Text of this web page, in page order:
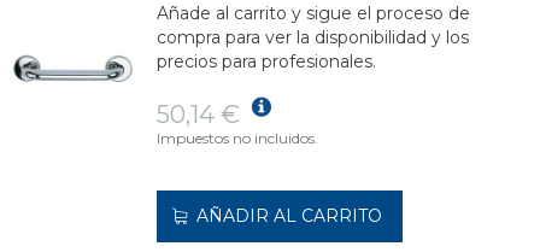
Añade al carrito y sigue el proceso de
compra para ver la disponibilidad y los
precios para profesionales.
50,14 €
Impuestos no incluidos.
AÑADIR AL CARRITO